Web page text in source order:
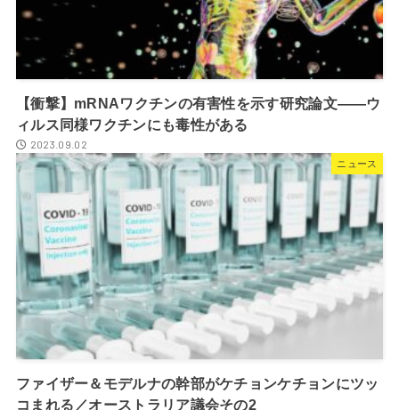
【衝撃】mRNAワクチンの有害性を示す研究論文――ウ
ィルス同様ワクチンにも毒性がある
2023.09.02
ニュース
ファイザー＆モデルナの幹部がケチョンケチョンにツッ
コまれる／オーストラリア議会その2